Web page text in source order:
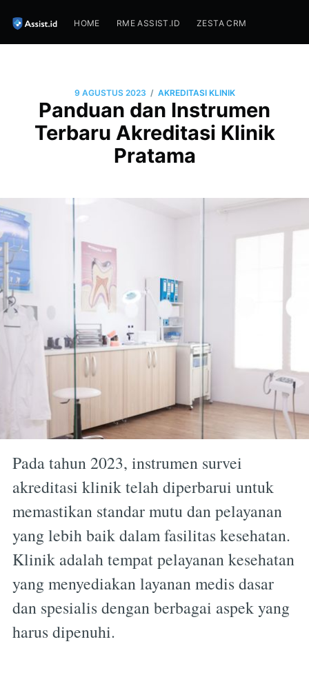
HOME RME ASSIST.ID ZESTA CRM
9 AGUSTUS 2023 / AKREDITASI KLINIK
Panduan dan Instrumen
Terbaru Akreditasi Klinik
Pratama
Pada tahun 2023, instrumen survei
akreditasi klinik telah diperbarui untuk
memastikan standar mutu dan pelayanan
yang lebih baik dalam fasilitas kesehatan.
Klinik adalah tempat pelayanan kesehatan
yang menyediakan layanan medis dasar
dan spesialis dengan berbagai aspek yang
harus dipenuhi.